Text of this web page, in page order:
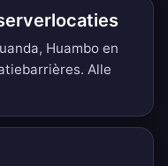
Huambo en
Alle